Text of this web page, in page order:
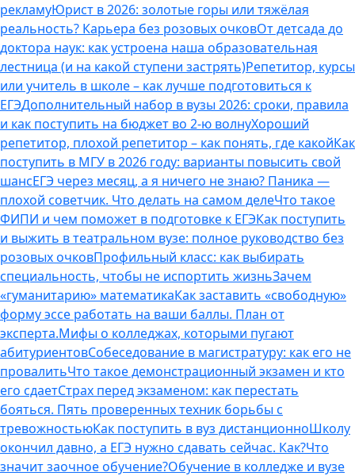
рекламуЮрист в 2026: золотые горы или тяжёлая
реальность? Карьера без розовых очковОт детсада до
доктора наук: как устроена наша образовательная
лестница (и на какой ступени застрять)Репетитор, курсы
или учитель в школе – как лучше подготовиться к
ЕГЭДополнительный набор в вузы 2026: сроки, правила
и как поступить на бюджет во 2‑ю волнуХороший
репетитор, плохой репетитор – как понять, где какойКак
поступить в МГУ в 2026 году: варианты повысить свой
шансЕГЭ через месяц, а я ничего не знаю? Паника —
плохой советчик. Что делать на самом делеЧто такое
ФИПИ и чем поможет в подготовке к ЕГЭКак поступить
и выжить в театральном вузе: полное руководство без
розовых очковПрофильный класс: как выбирать
специальность, чтобы не испортить жизньЗачем
«гуманитарию» математикаКак заставить «свободную»
форму эссе работать на ваши баллы. План от
эксперта.Мифы о колледжах, которыми пугают
абитуриентовСобеседование в магистратуру: как его не
провалитьЧто такое демонстрационный экзамен и кто
его сдаетСтрах перед экзаменом: как перестать
бояться. Пять проверенных техник борьбы с
тревожностьюКак поступить в вуз дистанционноШколу
окончил давно, а ЕГЭ нужно сдавать сейчас. Как?Что
значит заочное обучение?Обучение в колледже и вузе